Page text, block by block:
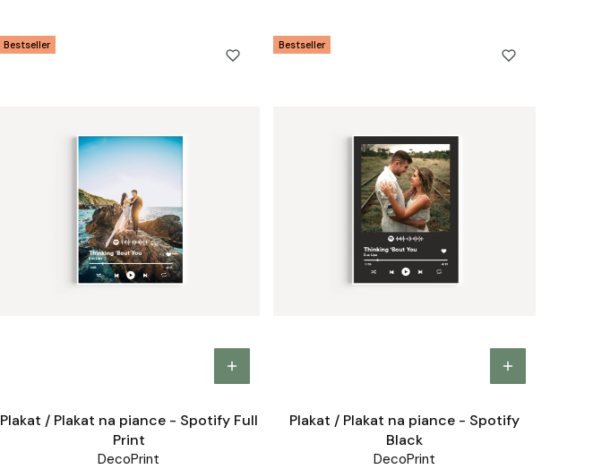
Bestseller
Plakat / Plakat na piance - Spotify Full
Print
DecoPrint
Bestseller
Plakat / Plakat na piance - Spotify
Black
DecoPrint